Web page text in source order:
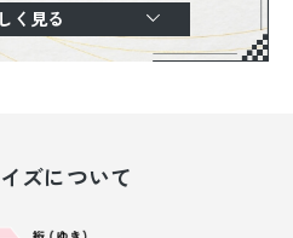
く見る
ズについて